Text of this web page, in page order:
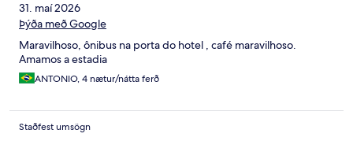
31. maí 2026
Þýða með Google
Maravilhoso, ônibus na porta do hotel , café maravilhoso.
Amamos a estadia
ANTONIO, 4 nætur/nátta ferð
Staðfest umsögn